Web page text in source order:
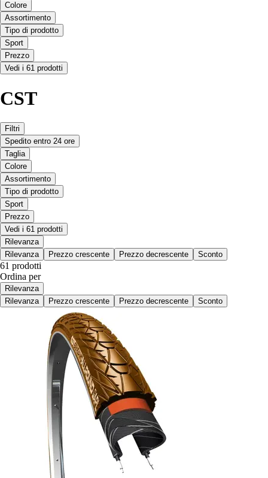
Colore
Assortimento
Tipo di prodotto
Sport
Prezzo
Vedi i 61 prodotti
CST
Filtri
Spedito entro 24 ore
Taglia
Colore
Assortimento
Tipo di prodotto
Sport
Prezzo
Vedi i 61 prodotti
Rilevanza
Rilevanza
Prezzo crescente Prezzo decrescente Sconto
61 prodotti
Ordina per
Rilevanza
Rilevanza
Prezzo crescente Prezzo decrescente Sconto